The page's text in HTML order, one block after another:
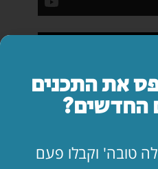
את התכנים
החדשים?
טובה' וקבלו פעם